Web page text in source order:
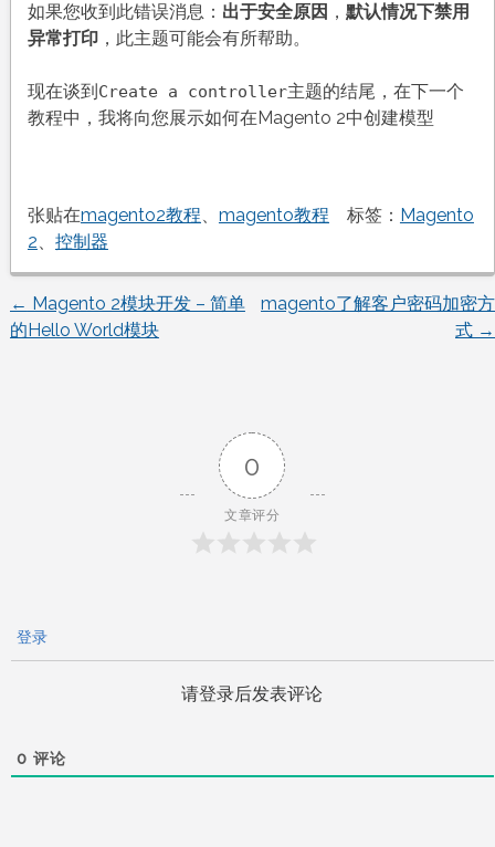
如果您收到此错误消息： 出于安全原因 ， 默认情况下禁用
异常打印，此主题可能会有所帮助。
现在谈到 Create a controller主题的结尾，在下一个
教程中，我将向您展示如何在Magento 2中创建模型
张贴在magento2教程、 magento教程 标签： Magento
2、 控制器
文
← Magento 2模块开发 – 简单
的Hello World模块
magento了解客户密码加密方
式 →
0
文章评分
登录
请登录后发表评论
0 评论